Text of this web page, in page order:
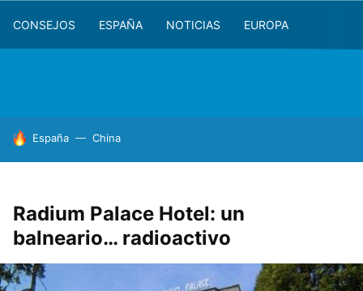
CONSEJOS ESPAÑA NOTICIAS EUROPA
HOY SE HABLA DE
España China
Radium Palace Hotel: un
balneario… radioactivo